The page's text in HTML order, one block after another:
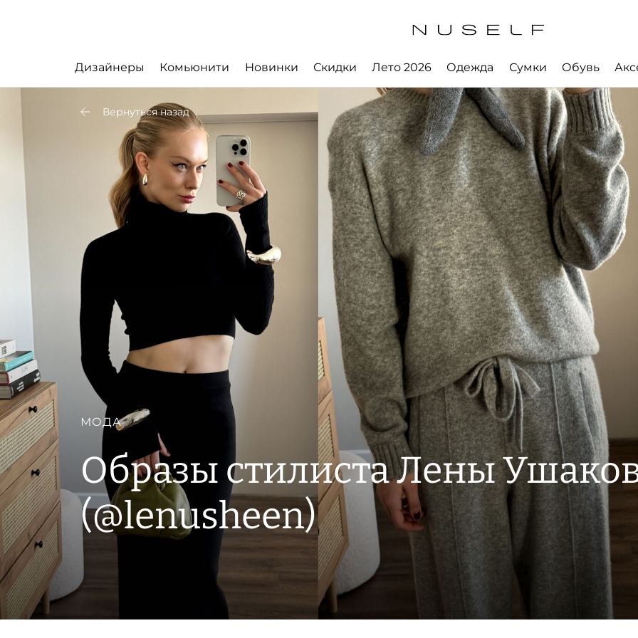
Дизайнеры Комьюнити Новинки Скидки Лето 2026 Одежда Сумки Обувь
Вернуться назад
МОДА
Образы стилиста Лены
(@lenusheen)